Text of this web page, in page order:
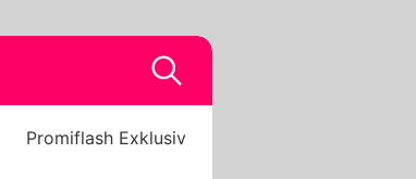
Promiflash Exklusiv